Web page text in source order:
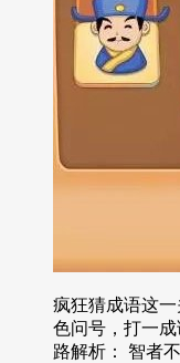
疯狂猜成语这
色问号，打一
路解析： 智者